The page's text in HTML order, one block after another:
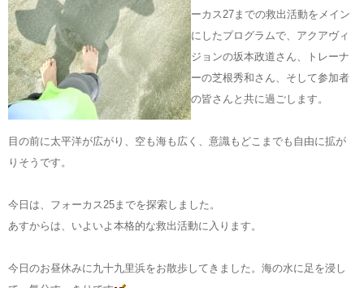
ーカス27までの救出活動をメイン
にしたプログラムで、アクアヴィ
ジョンの坂本政道さん、トレーナ
ーの芝根秀和さん、そして参加者
の皆さんと共に過ごします。
目の前に太平洋が広がり、空も海も広く、意識もどこまでも自由に拡が
りそうです。
今日は、フォーカス25までを探索しました。
あすからは、いよいよ本格的な救出活動に入ります。
今日のお昼休みに九十九里浜をお散歩してきました。海の水に足を浸し